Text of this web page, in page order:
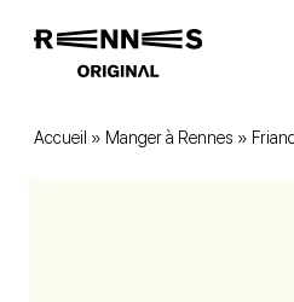
Accueil » Manger à Rennes » Friand